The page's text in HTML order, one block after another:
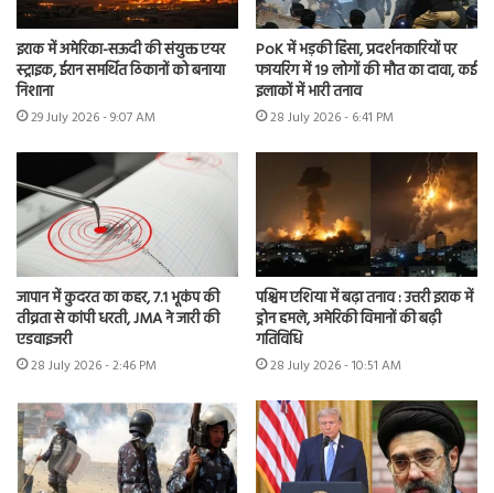
इराक में अमेरिका-सऊदी की संयुक्त एयर
स्ट्राइक, ईरान समर्थित ठिकानों को बनाया
निशाना
29 July 2026 - 9:07 AM
PoK में भड़की हिंसा, प्रदर्शनकारियों पर
फायरिंग में 19 लोगों की मौत का दावा, कई
इलाकों में भारी तनाव
28 July 2026 - 6:41 PM
जापान में कुदरत का कहर, 7.1 भूकंप की
तीव्रता से कांपी धरती, JMA ने जारी की
एडवाइजरी
28 July 2026 - 2:46 PM
पश्चिम एशिया में बढ़ा तनाव : उत्तरी इराक में
ड्रोन हमले, अमेरिकी विमानों की बढ़ी
गतिविधि
28 July 2026 - 10:51 AM